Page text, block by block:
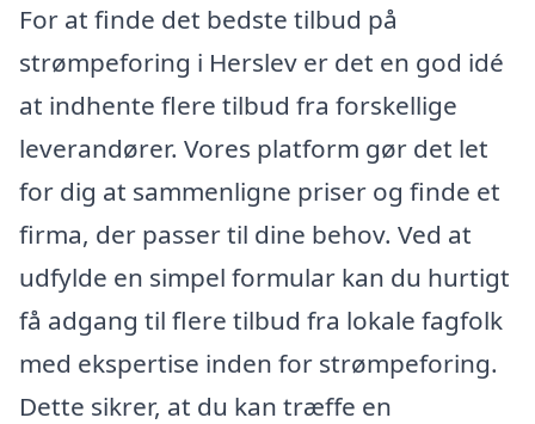
For at finde det bedste tilbud på
strømpeforing i Herslev er det en god idé
at indhente flere tilbud fra forskellige
leverandører. Vores platform gør det let
for dig at sammenligne priser og finde et
firma, der passer til dine behov. Ved at
udfylde en simpel formular kan du hurtigt
få adgang til flere tilbud fra lokale fagfolk
med ekspertise inden for strømpeforing.
Dette sikrer, at du kan træffe en